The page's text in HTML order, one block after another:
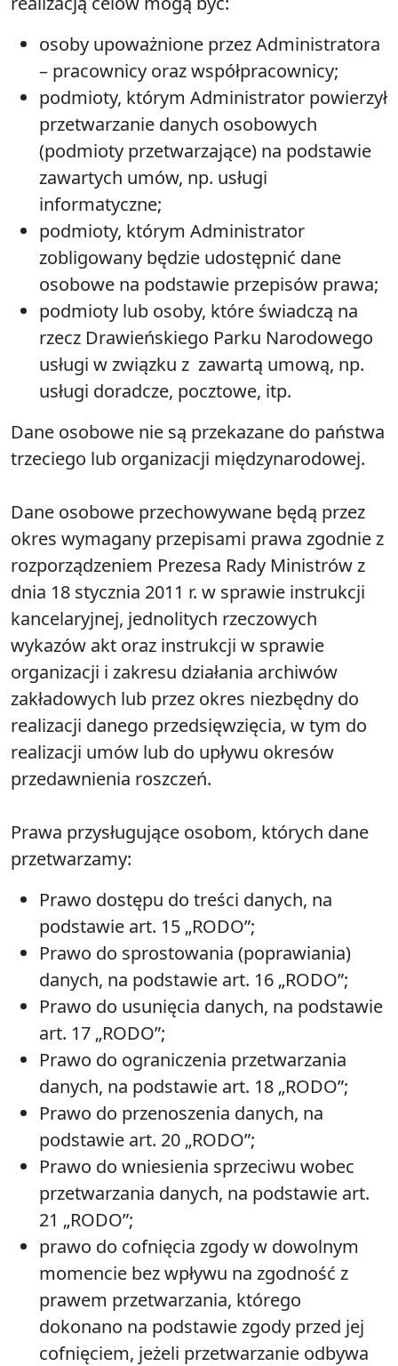
osoby upoważnione przez Administratora
– pracownicy oraz współpracownicy;
podmioty, którym Administrator powierzył
przetwarzanie danych osobowych
(podmioty przetwarzające) na podstawie
zawartych umów, np. usługi
informatyczne;
podmioty, którym Administrator
zobligowany będzie udostępnić dane
osobowe na podstawie przepisów prawa;
podmioty lub osoby, które świadczą na
rzecz Drawieńskiego Parku Narodowego
usługi w związku z zawartą umową, np.
usługi doradcze, pocztowe, itp.
Dane osobowe nie są przekazane do państwa
trzeciego lub organizacji międzynarodowej.
Dane osobowe przechowywane będą przez
okres wymagany przepisami prawa zgodnie z
rozporządzeniem Prezesa Rady Ministrów z
dnia 18 stycznia 2011 r. w sprawie instrukcji
kancelaryjnej, jednolitych rzeczowych
wykazów akt oraz instrukcji w sprawie
organizacji i zakresu działania archiwów
zakładowych lub przez okres niezbędny do
realizacji danego przedsięwzięcia, w tym do
realizacji umów lub do upływu okresów
przedawnienia roszczeń.
Prawa przysługujące osobom, których dane
przetwarzamy:
Prawo dostępu do treści danych, na
podstawie art. 15 „RODO”;
Prawo do sprostowania (poprawiania)
danych, na podstawie art. 16 „RODO”;
Prawo do usunięcia danych, na podstawie
art. 17 „RODO”;
Prawo do ograniczenia przetwarzania
danych, na podstawie art. 18 „RODO”;
Prawo do przenoszenia danych, na
podstawie art. 20 „RODO”;
Prawo do wniesienia sprzeciwu wobec
przetwarzania danych, na podstawie art.
21 „RODO”;
prawo do cofnięcia zgody w dowolnym
momencie bez wpływu na zgodność z
prawem przetwarzania, którego
dokonano na podstawie zgody przed jej
cofnięciem, jeżeli przetwarzanie odbywa